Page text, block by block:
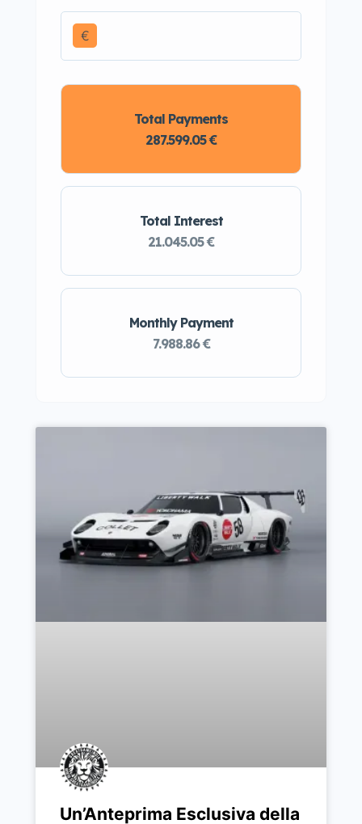
€
Monthly Payment
7.988.86 €
Total Interest
21.045.05 €
Total Payments
287.599.05 €
Un’Anteprima Esclusiva della